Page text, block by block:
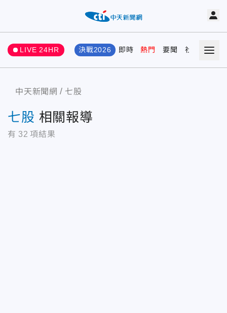
LIVE 24HR 決戰2026 即時 熱門 要聞 社會 娛樂
中天新聞網 七股
七股 相關報導
有 32 項結果